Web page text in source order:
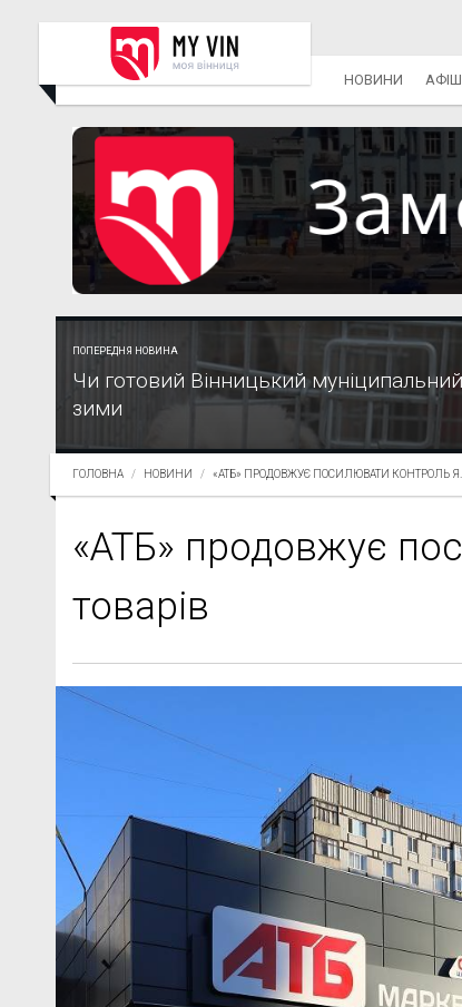
НОВИНИ
ПОПЕРЕДНЯ НОВИНА
Чи готовий Вінницький
зими
ГОЛОВНА НОВИНИ «АТБ» ПРОДОВЖУЄ ПОСИЛЮВАТИ КОНТРОЛЬ Я...
«АТБ» продовжує
товарів